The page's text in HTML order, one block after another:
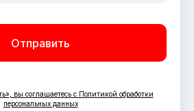
Отправить
вы соглашаетесь с Политикой обработки
персональных данных